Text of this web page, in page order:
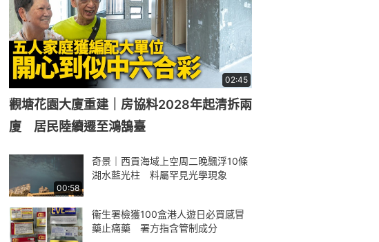
02:45
觀塘花園大廈重建｜房協料2028年起清拆兩
廈 居民陸續遷至鴻鵠臺
00:58
奇景｜西貢海域上空周二晚飄浮10條
湖水藍光柱 料屬罕見光學現象
衞生署檢獲100盒港人遊日必買感冒
藥止痛藥 署方指含管制成分